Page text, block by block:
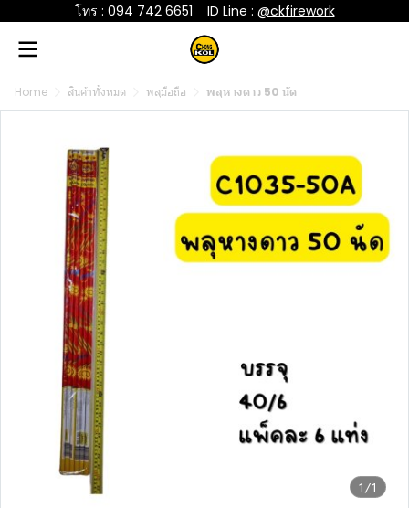
โทร : 094 742 6651 ID Line : @ckfirework
Home สินค้าทั้งหมด พลุมือถือ พลุหางดาว 50 นัด
1/1